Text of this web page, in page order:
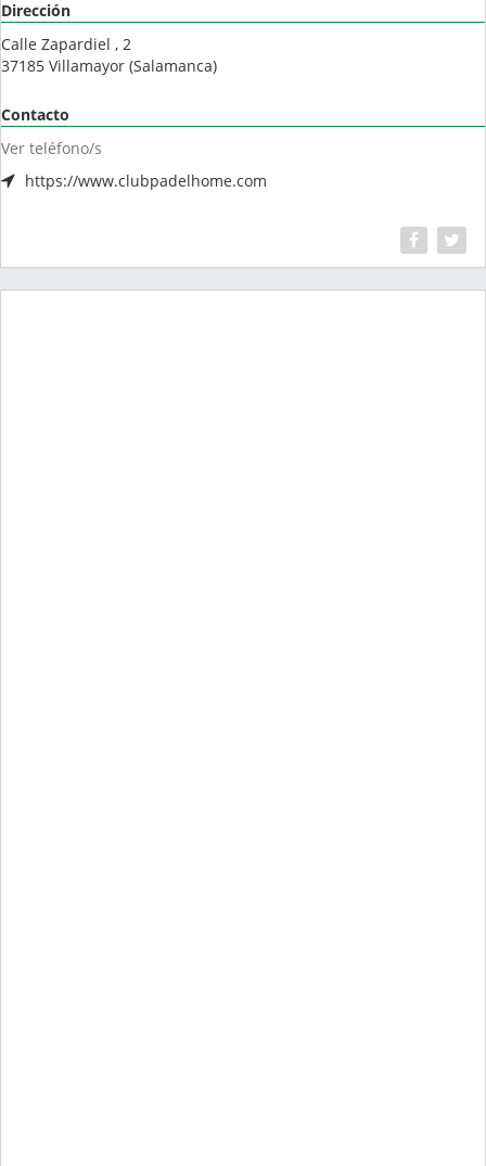
Dirección
Calle Zapardiel , 2
37185 Villamayor (Salamanca)
Contacto
Ver teléfono/s
https://www.clubpadelhome.com